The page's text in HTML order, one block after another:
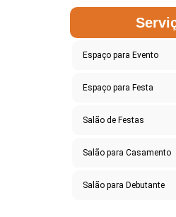
Espaço para Evento
Espaço para Festa
Salão de Festas
Salão para Casamento
Salão para Debutante